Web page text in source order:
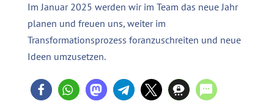
Im Januar 2025 werden wir im Team das neue Jahr
planen und freuen uns, weiter im
Transformationsprozess foranzuschreiten und neue
Ideen umzusetzen.